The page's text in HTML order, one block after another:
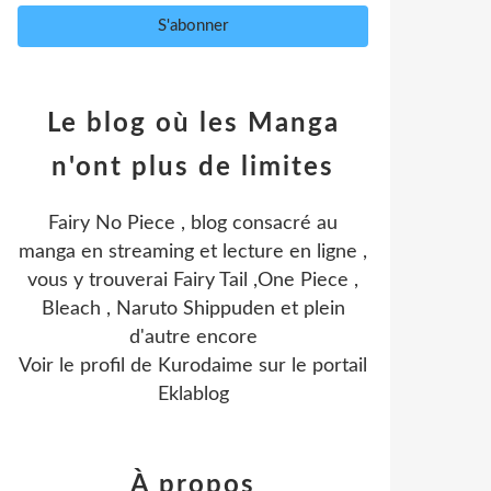
Le blog où les Manga
n'ont plus de limites
Fairy No Piece , blog consacré au
manga en streaming et lecture en ligne ,
vous y trouverai Fairy Tail ,One Piece ,
Bleach , Naruto Shippuden et plein
d'autre encore
Voir le profil de Kurodaime sur le portail
Eklablog
À propos